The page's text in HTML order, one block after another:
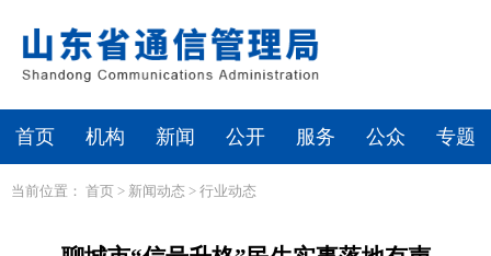
首页 机构 新闻 公开 服务 公众 专题
当前位置： 首页 > 新闻动态 > 行业动态